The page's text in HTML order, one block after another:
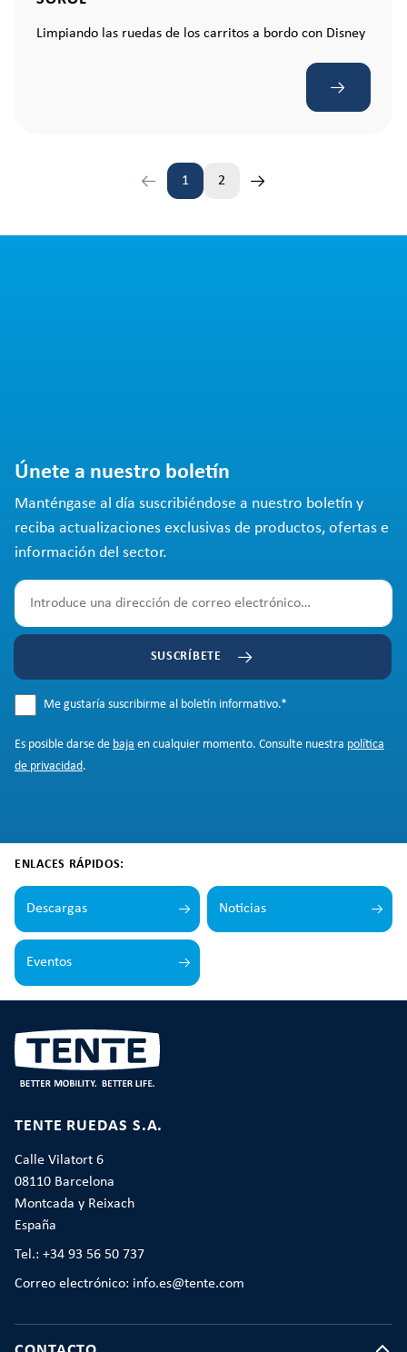
Limpiando las ruedas de los carritos a bordo con Disney
Página
1
Página
2
Únete a nuestro boletín
Manténgase al día suscribiéndose a nuestro boletín y
reciba actualizaciones exclusivas de productos, ofertas e
información del sector.
SUSCRÍBETE
Me gustaría suscribirme al boletín informativo.*
Es posible darse de baja en cualquier momento. Consulte nuestra política
de privacidad.
ENLACES RÁPIDOS:
Descargas Noticias
Eventos
TENTE RUEDAS S.A.
Calle Vilatort 6
08110 Barcelona
Montcada y Reixach
España
Tel.: +34 93 56 50 737
Correo electrónico: info.es@tente.com